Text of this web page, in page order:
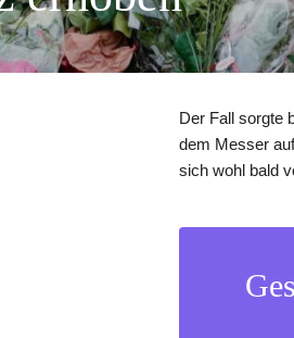
Der Fall sorgte
dem Messer
sich wohl bald